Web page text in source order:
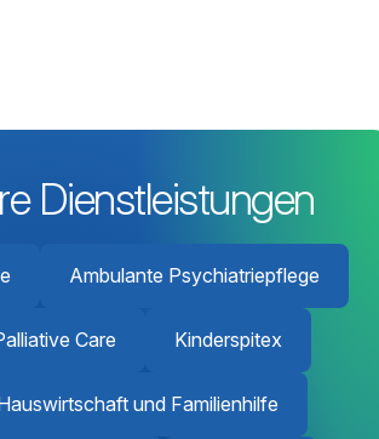
Dienstleistungen
Ambulante Psychiatriepflege
Care Kinderspitex
und Familienhilfe